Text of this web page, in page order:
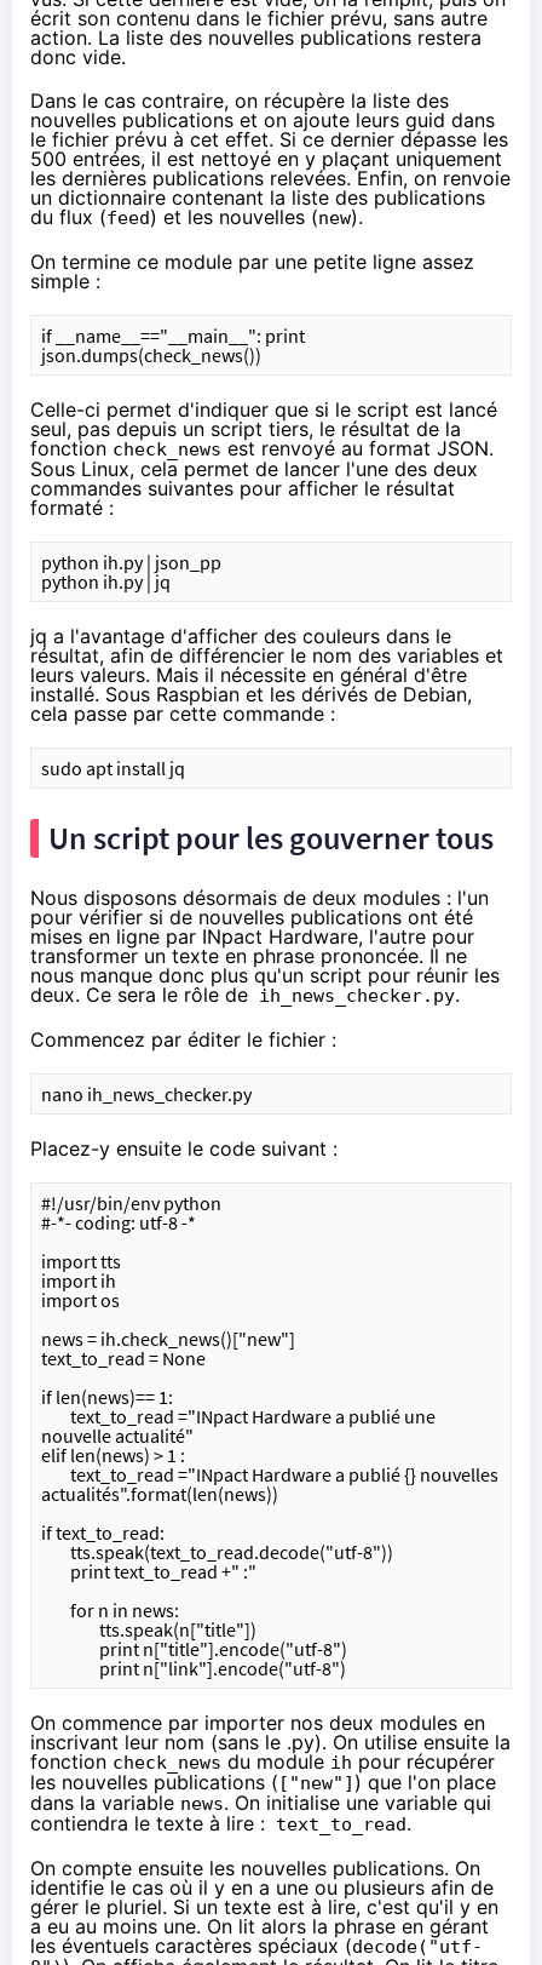
écrit son contenu dans le fichier prévu, sans autre
action. La liste des nouvelles publications restera
donc vide.
Dans le cas contraire, on récupère la liste des
nouvelles publications et on ajoute leurs guid dans
le fichier prévu à cet effet. Si ce dernier dépasse les
500 entrées, il est nettoyé en y plaçant uniquement
les dernières publications relevées. Enfin, on renvoie
un dictionnaire contenant la liste des publications
du flux (feed) et les nouvelles (new).
On termine ce module par une petite ligne assez
simple :
if __name__=="__main__": print
json.dumps(check_news())
Celle-ci permet d'indiquer que si le script est lancé
seul, pas depuis un script tiers, le résultat de la
fonction check_news est renvoyé au format JSON.
Sous Linux, cela permet de lancer l'une des deux
commandes suivantes pour afficher le résultat
formaté :
python ih.py | json_pp
python ih.py | jq
jq a l'avantage d'afficher des couleurs dans le
résultat, afin de différencier le nom des variables et
leurs valeurs. Mais il nécessite en général d'être
installé. Sous Raspbian et les dérivés de Debian,
cela passe par cette commande :
sudo apt install jq
Un script pour les gouverner tous
Nous disposons désormais de deux modules : l'un
pour vérifier si de nouvelles publications ont été
mises en ligne par INpact Hardware, l'autre pour
transformer un texte en phrase prononcée. Il ne
nous manque donc plus qu'un script pour réunir les
deux. Ce sera le rôle de ih_news_checker.py.
Commencez par éditer le fichier :
nano ih_news_checker.py
Placez-y ensuite le code suivant :
#!/usr/bin/env python
#-*- coding: utf-8 -*
import tts
import ih
import os
news = ih.check_news()["new"]
text_to_read = None
if len(news)== 1:
nouvelle actualité"
elif len(news) > 1 :
actualités".format(len(news))
if text_to_read:
	tts.speak(text_to_read.decode("utf-8"))
	print text_to_read +" :"
	for n in news:
		tts.speak(n["title"])
		print n["title"].encode("utf-8")
		print n["link"].encode("utf-8")
On commence par importer nos deux modules en
inscrivant leur nom (sans le .py). On utilise ensuite la
fonction check_news du module ih pour récupérer
les nouvelles publications ( ["new"] ) que l'on place
dans la variable news. On initialise une variable qui
contiendra le texte à lire : text_to_read.
On compte ensuite les nouvelles publications. On
identifie le cas où il y en a une ou plusieurs afin de
gérer le pluriel. Si un texte est à lire, c'est qu'il y en
a eu au moins une. On lit alors la phrase en gérant
les éventuels caractères spéciaux (decode("utf-